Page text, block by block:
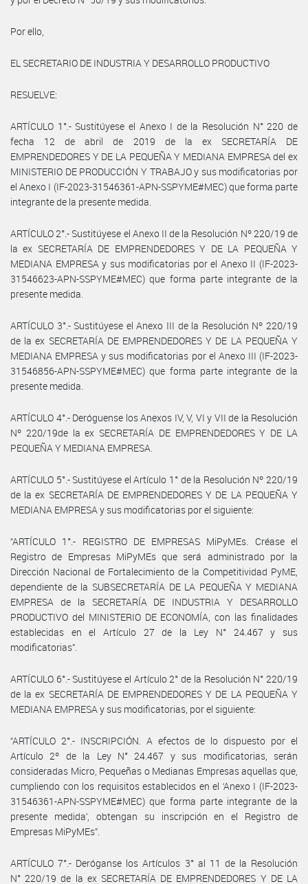
Por ello,
EL SECRETARIO DE INDUSTRIA Y DESARROLLO PRODUCTIVO
RESUELVE:
ARTÍCULO 1°.- Sustitúyese el Anexo I de la Resolución N° 220 de
fecha 12 de abril de 2019 de la ex SECRETARÍA DE
EMPRENDEDORES Y DE LA PEQUEÑA Y MEDIANA EMPRESA del ex
MINISTERIO DE PRODUCCIÓN Y TRABAJO y sus modificatorias por
el Anexo I (IF-2023-31546361-APN-SSPYME#MEC) que forma parte
integrante de la presente medida.
ARTÍCULO 2°.- Sustitúyese el Anexo II de la Resolución Nº 220/19 de
la ex SECRETARÍA DE EMPRENDEDORES Y DE LA PEQUEÑA Y
MEDIANA EMPRESA y sus modificatorias por el Anexo II (IF-2023-
31546623-APN-SSPYME#MEC) que forma parte integrante de la
presente medida.
ARTÍCULO 3°.- Sustitúyese el Anexo III de la Resolución Nº 220/19
de la ex SECRETARÍA DE EMPRENDEDORES Y DE LA PEQUEÑA Y
MEDIANA EMPRESA y sus modificatorias por el Anexo III (IF-2023-
31546856-APN-SSPYME#MEC) que forma parte integrante de la
presente medida.
ARTÍCULO 4°.- Deróguense los Anexos IV, V, VI y VII de la Resolución
Nº 220/19de la ex SECRETARÍA DE EMPRENDEDORES Y DE LA
PEQUEÑA Y MEDIANA EMPRESA.
ARTÍCULO 5°.- Sustitúyese el Artículo 1° de la Resolución Nº 220/19
de la ex SECRETARÍA DE EMPRENDEDORES Y DE LA PEQUEÑA Y
MEDIANA EMPRESA y sus modificatorias por el siguiente:
“ARTÍCULO 1°.- REGISTRO DE EMPRESAS MiPyMEs. Créase el
Registro de Empresas MiPyMEs que será administrado por la
Dirección Nacional de Fortalecimiento de la Competitividad PyME,
dependiente de la SUBSECRETARÍA DE LA PEQUEÑA Y MEDIANA
EMPRESA de la SECRETARÍA DE INDUSTRIA Y DESARROLLO
PRODUCTIVO del MINISTERIO DE ECONOMÍA, con las finalidades
establecidas en el Artículo 27 de la Ley N° 24.467 y sus
modificatorias”.
ARTÍCULO 6°.- Sustitúyese el Artículo 2° de la Resolución N° 220/19
de la ex SECRETARÍA DE EMPRENDEDORES Y DE LA PEQUEÑA Y
MEDIANA EMPRESA y sus modificatorias, por el siguiente:
“ARTÍCULO 2°.- INSCRIPCIÓN. A efectos de lo dispuesto por el
Artículo 2º de la Ley N° 24.467 y sus modificatorias, serán
consideradas Micro, Pequeñas o Medianas Empresas aquellas que,
cumpliendo con los requisitos establecidos en el ‘Anexo I (IF-2023-
31546361-APN-SSPYME#MEC) que forma parte integrante de la
presente medida’, obtengan su inscripción en el Registro de
Empresas MiPyMEs”.
ARTÍCULO 7°.- Deróganse los Artículos 3° al 11 de la Resolución
N° 220/19 de la ex SECRETARÍA DE EMPRENDEDORES Y DE LA